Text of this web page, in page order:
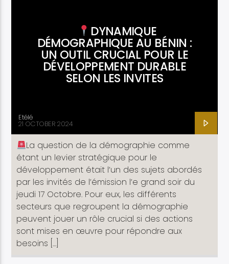
DYNAMIQUE
DÉMOGRAPHIQUE AU BÉNIN :
UN OUTIL CRUCIAL POUR LE
DÉVELOPPEMENT DURABLE
SELON LES INVITES
Etélé
21 OCTOBER 2024
La question de la démographie comme
étant un levier stratégique pour le
développement était l’un des sujets abordés
par les invités de l’émission l’e grand soir du
jeudi 17 Octobre. Pour eux, les différents
secteurs que regroupent la démographie
peuvent jouer un rôle crucial si des actions
sont mises en œuvre pour répondre aux
besoins […]